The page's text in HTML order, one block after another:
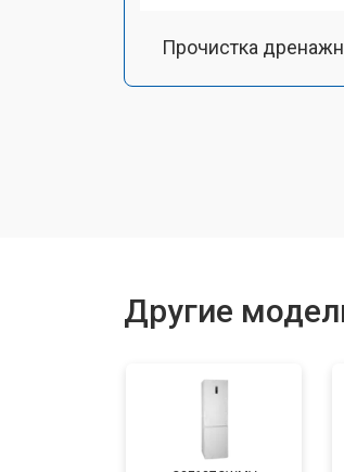
Прочистка
Замена таймера
Другие